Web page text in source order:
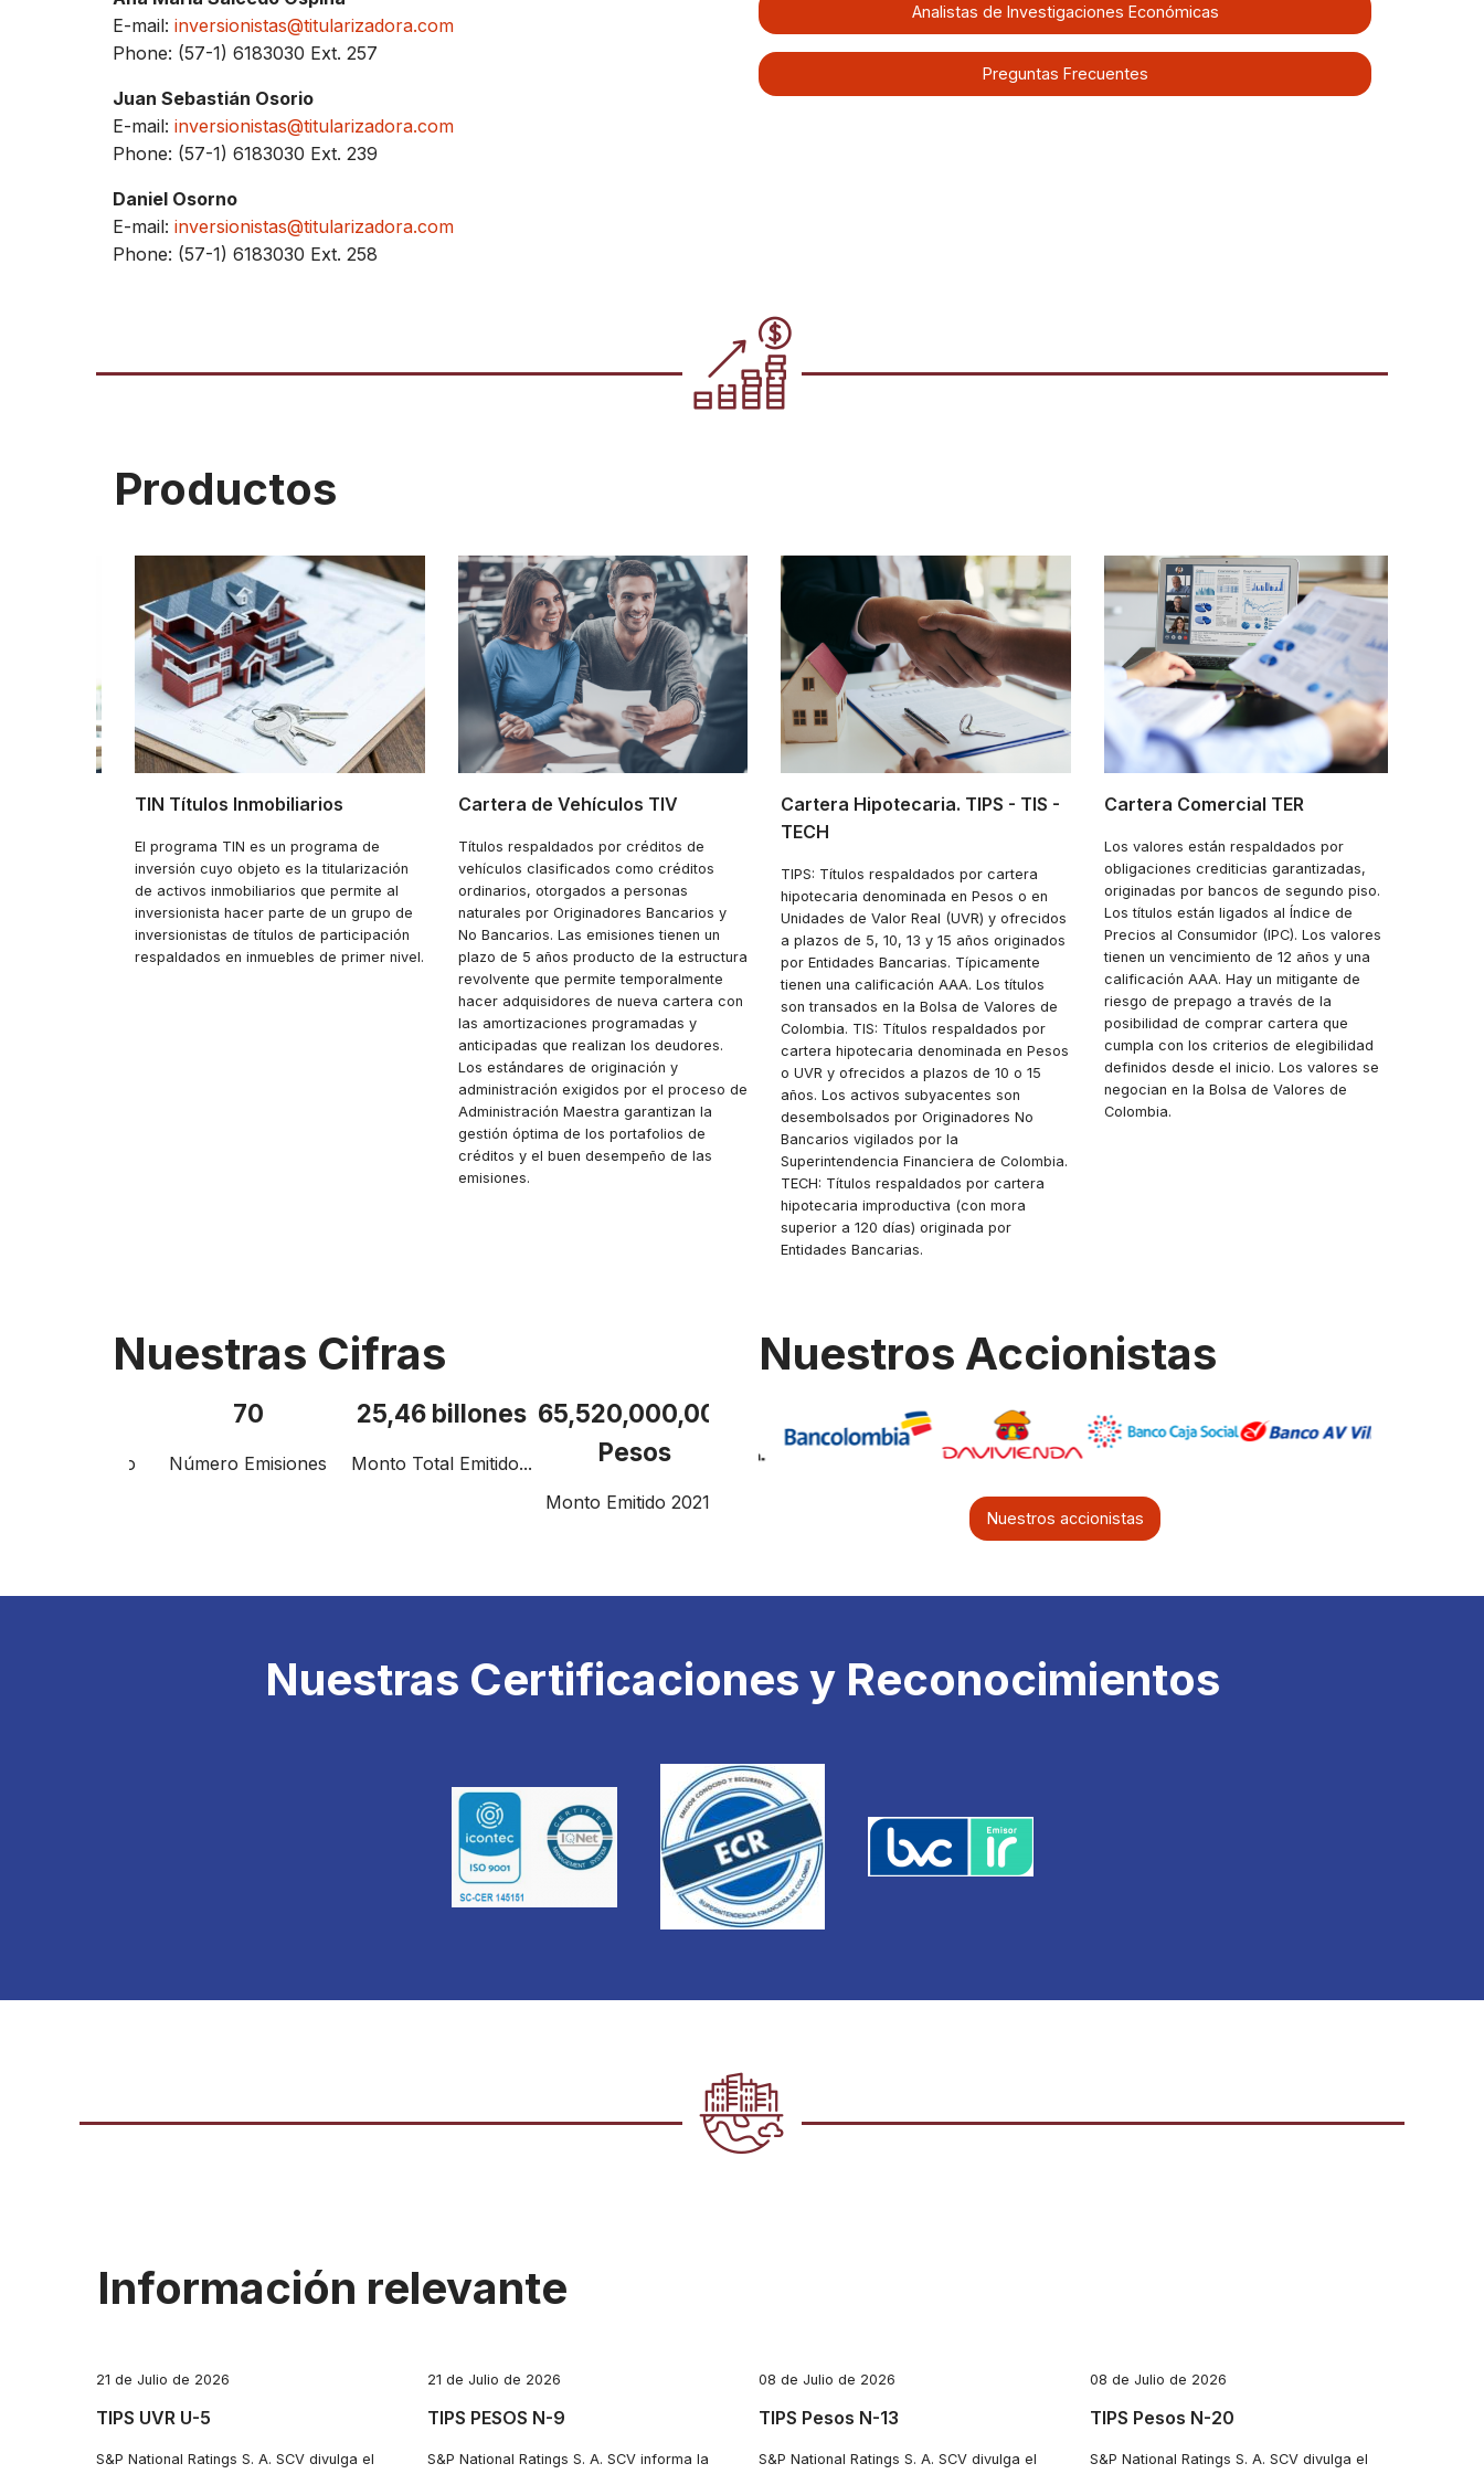
E-mail: inversionistas@titularizadora.com
Phone: (57-1) 6183030 Ext. 257
Juan Sebastián Osorio
E-mail: inversionistas@titularizadora.com
Phone: (57-1) 6183030 Ext. 239
Daniel Osorno
E-mail: inversionistas@titularizadora.com
Phone: (57-1) 6183030 Ext. 258
Analistas de Investigaciones Económicas
Preguntas Frecuentes
Productos
TIN Títulos Inmobiliarios
El programa TIN es un programa de
inversión cuyo objeto es la titularización
de activos inmobiliarios que permite al
inversionista hacer parte de un grupo de
inversionistas de títulos de participación
respaldados en inmuebles de primer nivel.
Cartera de Vehículos TIV
Títulos respaldados por créditos de
vehículos clasificados como créditos
ordinarios, otorgados a personas
naturales por Originadores Bancarios y
No Bancarios. Las emisiones tienen un
plazo de 5 años producto de la estructura
revolvente que permite temporalmente
hacer adquisidores de nueva cartera con
las amortizaciones programadas y
anticipadas que realizan los deudores.
Los estándares de originación y
administración exigidos por el proceso de
Administración Maestra garantizan la
gestión óptima de los portafolios de
créditos y el buen desempeño de las
emisiones.
Cartera Hipotecaria. TIPS - TIS -
TECH
TIPS: Títulos respaldados por cartera
hipotecaria denominada en Pesos o en
Unidades de Valor Real (UVR) y ofrecidos
a plazos de 5, 10, 13 y 15 años originados
por Entidades Bancarias. Típicamente
tienen una calificación AAA. Los títulos
son transados en la Bolsa de Valores de
Colombia. TIS: Títulos respaldados por
cartera hipotecaria denominada en Pesos
o UVR y ofrecidos a plazos de 10 o 15
años. Los activos subyacentes son
desembolsados por Originadores No
Bancarios vigilados por la
Superintendencia Financiera de Colombia.
TECH: Títulos respaldados por cartera
hipotecaria improductiva (con mora
superior a 120 días) originada por
Entidades Bancarias.
Cartera Comercial TER
Los valores están respaldados por
obligaciones crediticias garantizadas,
originadas por bancos de segundo piso.
Los títulos están ligados al Índice de
Precios al Consumidor (IPC). Los valores
tienen un vencimiento de 12 años y una
calificación AAA. Hay un mitigante de
riesgo de prepago a través de la
posibilidad de comprar cartera que
cumpla con los criterios de elegibilidad
definidos desde el inicio. Los valores se
negocian en la Bolsa de Valores de
Colombia.
Nuestras Cifras
Administrado
70
Número Emisiones
25,46 billones
Monto Total Emitido...
65,520,000,000
Pesos
Monto Emitido 2021...
Saldo Administrado
70
Número Emisiones
25,46 billones
Nuestros Accionistas
Nuestros accionistas
Nuestras Certificaciones y Reconocimientos
Información relevante
21 de Julio de 2026
TIPS UVR U-5
S&P National Ratings S. A. SCV divulga el
21 de Julio de 2026
TIPS PESOS N-9
S&P National Ratings S. A. SCV informa la
08 de Julio de 2026
TIPS Pesos N-13
S&P National Ratings S. A. SCV divulga el
08 de Julio de 2026
TIPS Pesos N-20
S&P National Ratings S. A. SCV divulga el